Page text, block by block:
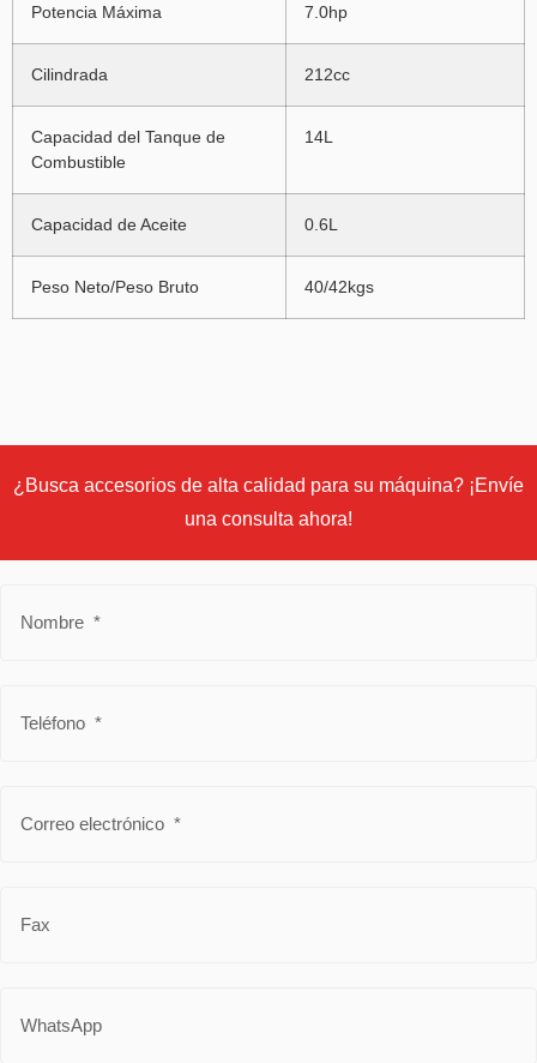
Potencia Máxima 7.0hp
Cilindrada 212cc
Capacidad del Tanque de
Combustible
14L
Capacidad de Aceite 0.6L
Peso Neto/Peso Bruto 40/42kgs
¿Busca accesorios de alta calidad para su máquina? ¡Envíe
una consulta ahora!